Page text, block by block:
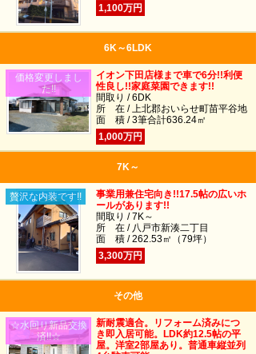
1,100万円
6K～6LDK
価格変更しまし
た!!
イオン下田店様まで車で6分!!利便
性良し!!家庭菜園できます!!
間取り / 6DK
所 在 / 上北郡おいらせ町苗平谷地
面 積 / 3筆合計636.24㎡
1,000万円
7K～
贅沢な内装です!!
事業用兼住宅向き!!17.5帖の広いホ
ールがあります!!
間取り / 7K～
所 在 / 八戸市新湊二丁目
面 積 / 262.53㎡（79坪）
3,300万円
その他
☆水回り新品交換
済!!☆
新耐震適合。リフォーム済みにつ
き即入居可能。LDK約12.5帖の平
屋。洋室2部屋あり。普通車縦並列